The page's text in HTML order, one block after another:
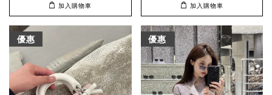
加入購物車 加入購物車
優惠 優惠